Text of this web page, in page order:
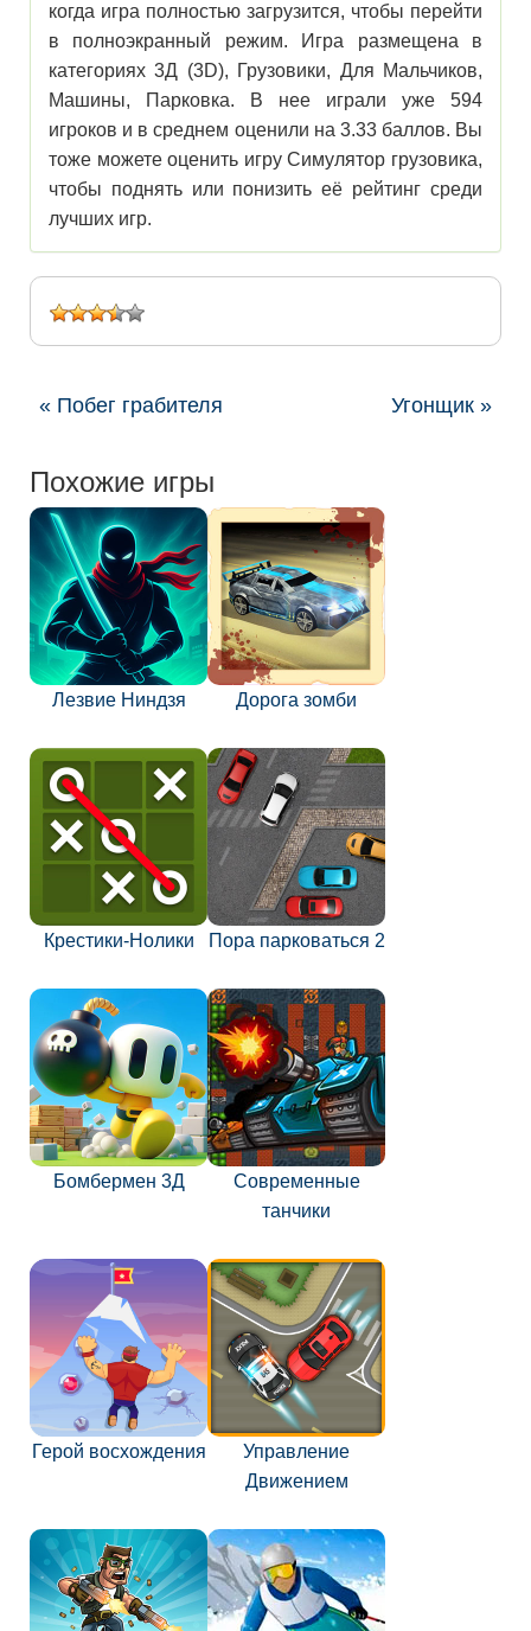
когда игра полностью загрузится, чтобы перейти
в полноэкранный режим. Игра размещена в
категориях 3Д (3D), Грузовики, Для Мальчиков,
Машины, Парковка. В нее играли уже 594
игроков и в среднем оценили на 3.33 баллов. Вы
тоже можете оценить игру Симулятор грузовика,
чтобы поднять или понизить её рейтинг среди
лучших игр.
« Побег грабителя Угонщик »
Похожие игры
Лезвие Ниндзя Дорога зомби
Крестики-Нолики Пора парковаться 2
Бомбермен 3Д
Современные
танчики
Герой восхождения
Управление
Движением